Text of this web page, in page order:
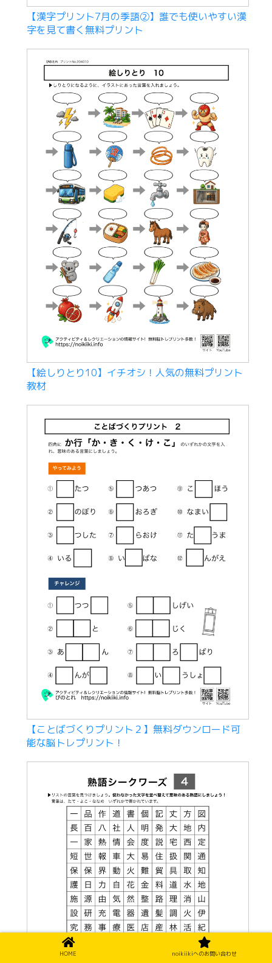
【漢字プリント7月の季語②】誰でも使いやすい漢
字を見て書く無料プリント
【絵しりとり10】イチオシ！人気の無料プリント
教材
【ことばづくりプリント２】無料ダウンロード可
能な脳トレプリント！
HOME noikiikiへのお問い合わせ